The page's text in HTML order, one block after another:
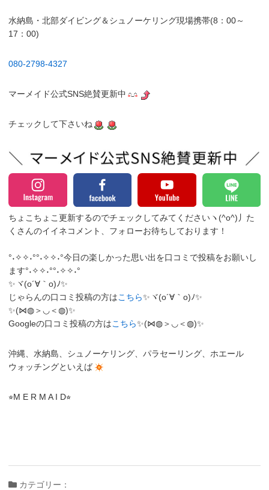
水納島・北部ダイビング＆シュノーケリング現場携帯(8：00～
17：00)
080-2798-4327
マーメイド公式SNS絶賛更新中
チェックして下さいね
ちょこちょこ更新するのでチェックしてみてくださいヽ(^o^)丿 た
くさんのイイネコメント、フォローお待ちしております！
°˖✧✧˖°°˖✧✧˖°今日の楽しかった思い出を口コミで投稿をお願いし
ます°˖✧✧˖°°˖✧✧˖°
✨ヾ(o´∀｀o)ﾉ✨
じゃらんの口コミ投稿の方はこちら✨ヾ(o´∀｀o)ﾉ✨
✨(⋈◍＞◡＜◍)✨
Googleの口コミ投稿の方はこちら✨(⋈◍＞◡＜◍)✨
沖縄、水納島、シュノーケリング、パラセーリング、ホエール
ウォッチングといえば
⭐︎M E R M A I D⭐︎
カテゴリー：